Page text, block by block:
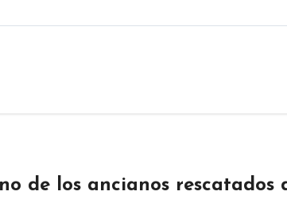
de los ancianos rescatados